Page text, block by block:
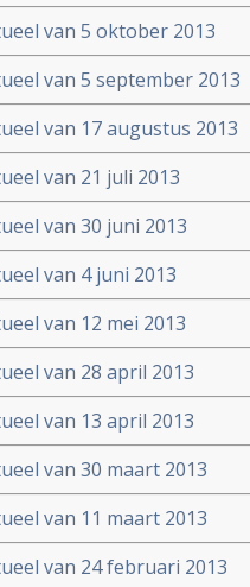
van 5 oktober 2013
van 5 september 2013
van 17 augustus 2013
van 21 juli 2013
van 30 juni 2013
van 4 juni 2013
van 12 mei 2013
van 28 april 2013
van 13 april 2013
van 30 maart 2013
van 11 maart 2013
van 24 februari 2013